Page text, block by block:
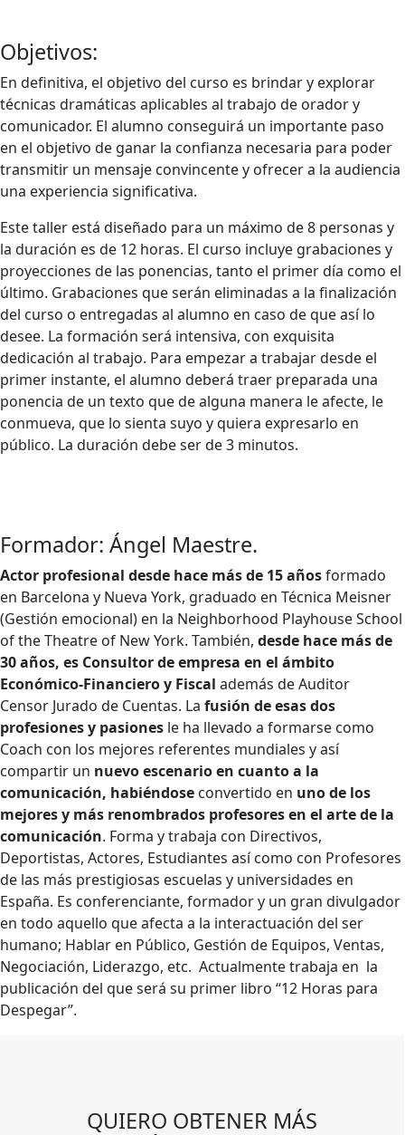
Objetivos:
En definitiva, el objetivo del curso es brindar y explorar
técnicas dramáticas aplicables al trabajo de orador y
comunicador. El alumno conseguirá un importante paso
en el objetivo de ganar la confianza necesaria para poder
transmitir un mensaje convincente y ofrecer a la audiencia
una experiencia significativa.
Este taller está diseñado para un máximo de 8 personas y
la duración es de 12 horas. El curso incluye grabaciones y
proyecciones de las ponencias, tanto el primer día como el
último. Grabaciones que serán eliminadas a la finalización
del curso o entregadas al alumno en caso de que así lo
desee. La formación será intensiva, con exquisita
dedicación al trabajo. Para empezar a trabajar desde el
primer instante, el alumno deberá traer preparada una
ponencia de un texto que de alguna manera le afecte, le
conmueva, que lo sienta suyo y quiera expresarlo en
público. La duración debe ser de 3 minutos.
Formador: Ángel Maestre.
Actor profesional desde hace más de 15 añosformado
en Barcelona y Nueva York, graduado en Técnica Meisner
(Gestión emocional) en la Neighborhood Playhouse School
of the Theatre of New York. También, desde hace más de
30 años, es Consultor de empresa en el ámbito
Económico-Financiero y Fiscal además de Auditor
Censor Jurado de Cuentas. La fusión de esas dos
profesiones y pasiones le ha llevado a formarse como
Coach con los mejores referentes mundiales y así
compartir un nuevo escenario en cuanto a la
comunicación, habiéndose convertido en uno de los
mejores y más renombrados profesores en el arte de la
comunicación. Forma y trabaja con Directivos,
Deportistas, Actores, Estudiantes así como con Profesores
de las más prestigiosas escuelas y universidades en
España. Es conferenciante, formador y un gran divulgador
en todo aquello que afecta a la interactuación del ser
humano; Hablar en Público, Gestión de Equipos, Ventas,
Negociación, Liderazgo, etc. Actualmente trabaja en la
publicación del que será su primer libro “12 Horas para
Despegar”.
QUIERO OBTENER MÁS